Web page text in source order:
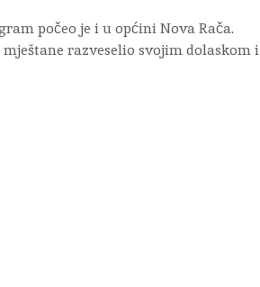
počeo je i u općini Nova Rača.
razveselio svojim dolaskom i